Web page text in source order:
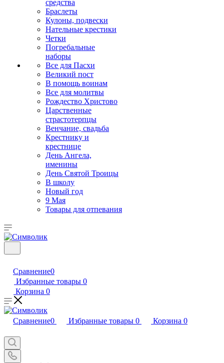
средства
Браслеты
Кулоны, подвески
Нательные крестики
Четки
Погребальные
наборы
Все для Пасхи
Великий пост
В помощь воинам
Все для молитвы
Рождество Христово
Царственные
страстотерпцы
Венчание, свадьба
Крестнику и
крестнице
День Ангела,
именины
День Святой Троицы
В школу
Новый год
9 Мая
Товары для отпевания
Сравнение0
Избранные товары 0
Корзина 0
Сравнение0 Избранные товары 0 Корзина 0